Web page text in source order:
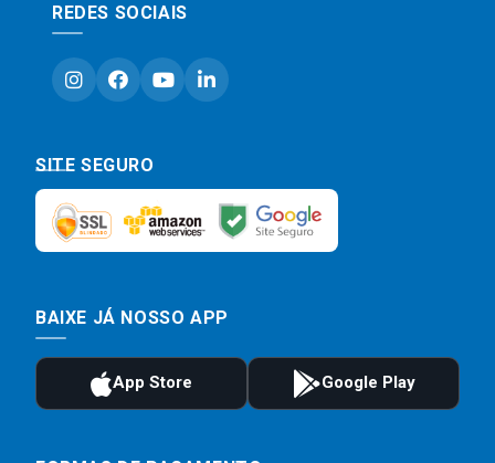
REDES SOCIAIS
SITE SEGURO
BAIXE JÁ NOSSO APP